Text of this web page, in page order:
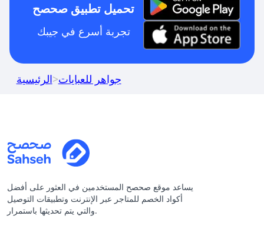
تحميل تطبيق صحصح
تجربة أسرع في جيبك
الرئيسية>جواهر للعبايات
يساعد موقع صحصح المستخدمين في العثور على أفضل
أكواد الخصم للمتاجر عبر الإنترنت وتطبيقات التوصيل
والتي يتم تحديثها باستمرار.